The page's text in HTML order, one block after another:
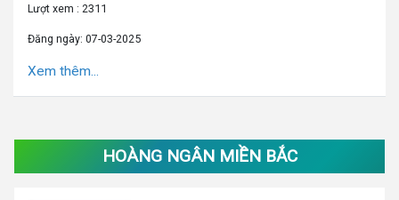
Lượt xem : 2311
Đăng ngày: 07-03-2025
Xem thêm...
HOÀNG NGÂN MIỀN BẮC